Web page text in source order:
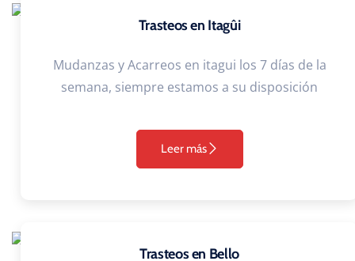
Trasteos en Itagûi
Mudanzas y Acarreos en itagui los 7 días de la
semana, siempre estamos a su disposición
Leer más
Trasteos en Bello